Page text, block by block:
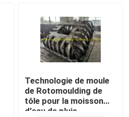
Technologie de moule
de Rotomoulding de
tôle pour la moisson
d'eau de pluie